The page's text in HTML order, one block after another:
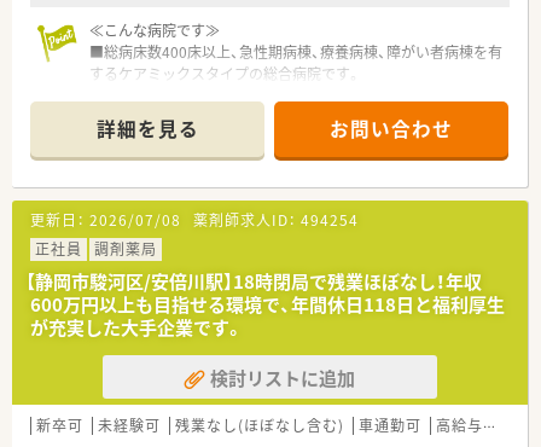
≪こんな病院です≫
■総病床数400床以上、急性期病棟、療養病棟、障がい者病棟を有
するケアミックスタイプの総合病院です。
ープホームを関連施設として運営しています。
■健康管理センターではPETを含めた各種人間ドック、さらに巡
回検診を行っています。
■外来診療も20診療科以上、漢方や糖尿病など専門外来も多く
治療にあたっています。
＼ スキルアップできる環境 ／
■勉強会の開催や認定薬剤師制度へのサポートなど、スキルアッ
プ出来る環境が整っています。
＼ お休みについて ／
■仕事もプライベートも充実させながら働いている方が多いで
＼ 福利厚生について ／
詳細を見る お問い合わせ
更新日： 2026/07/08 薬剤師求人ID： 494254
正社員
調剤薬局
【静岡市駿河区/安倍川駅】18時閉局で残業ほぼなし！年収
600万円以上も目指せる環境で、年間休日118日と福利厚生
が充実した大手企業です。
検討リストに追加
新卒可 未経験可 残業なし(ほぼなし含む) 車通勤可 高給与(600万円以上)